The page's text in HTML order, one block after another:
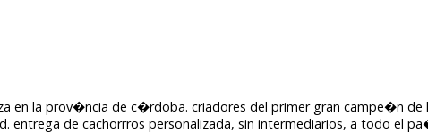
en la prov�ncia de c�rdoba. criadores del primer gran campe�n de
entrega de cachorrros personalizada, sin intermediarios, a todo el